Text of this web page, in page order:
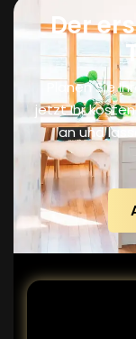
Der
Planen Sie
jetzt Ihr
an und